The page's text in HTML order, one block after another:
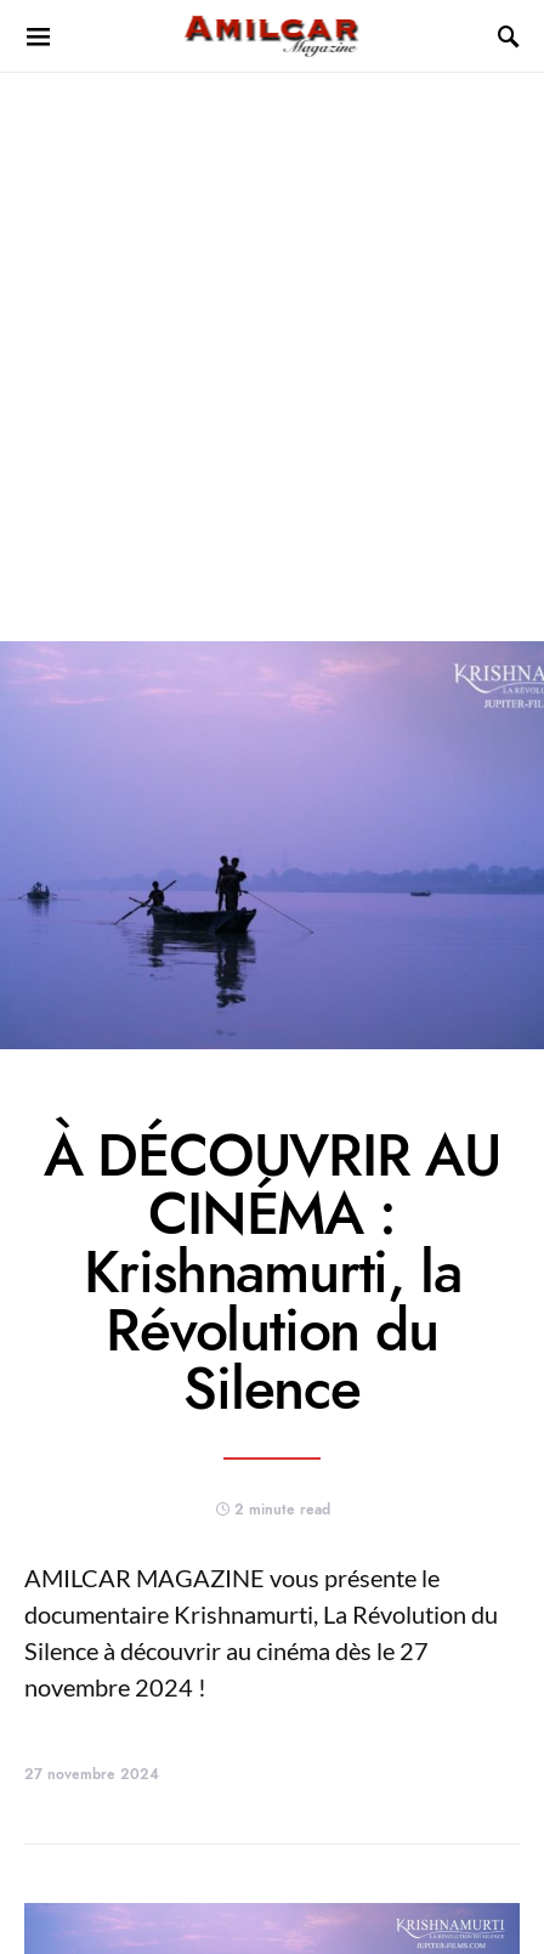
À DÉCOUVRIR AU
CINÉMA :
Krishnamurti, la
Révolution du
Silence
2 minute read
AMILCAR MAGAZINE vous présente le
documentaire Krishnamurti, La Révolution du
Silence à découvrir au cinéma dès le 27
novembre 2024 !
27 novembre 2024